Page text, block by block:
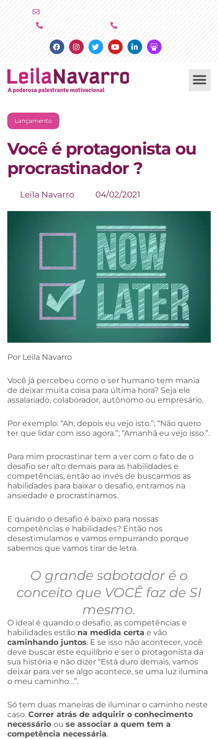
FacebookInstagramTwitterYoutubeLinkedinSlideshare
Lançamento
Você é protagonista ou
procrastinador ?
Leila Navarro 04/02/2021
Por Leila Navarro
Você já percebeu como o ser humano tem mania
de deixar muita coisa para última hora? Seja ele
assalariado, colaborador, autônomo ou empresário.
Por exemplo: “Ah, depois eu vejo isto.”; “Não quero
ter que lidar com isso agora.”; “Amanhã eu vejo isso.”.
Para mim procrastinar tem a ver com o fato de o
desafio ser alto demais para as habilidades e
competências, então ao invés de buscarmos as
habilidades para baixar o desafio, entramos na
ansiedade e procrastinamos.
E quando o desafio é baixo para nossas
competências e habilidades? Então nos
desestimulamos e vamos empurrando porque
sabemos que vamos tirar de letra.
O grande sabotador é o
conceito que VOCÊ faz de SI
mesmo.
O ideal é quando o desafio, as competências e
habilidades estão na medida certa e vão
caminhando juntos. E se isso não acontecer, você
deve buscar este equilíbrio e ser o protagonista da
sua história e não dizer “Está duro demais, vamos
deixar para ver se algo acontece, se uma luz ilumina
o meu caminho…”.
Só tem duas maneiras de iluminar o caminho neste
caso. Correr atrás de adquirir o conhecimento
necessário ou se associar a quem tem a
competência necessária.